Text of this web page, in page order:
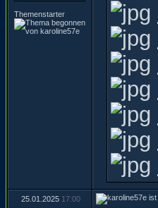
Themenstarter
25.01.2025 17:00